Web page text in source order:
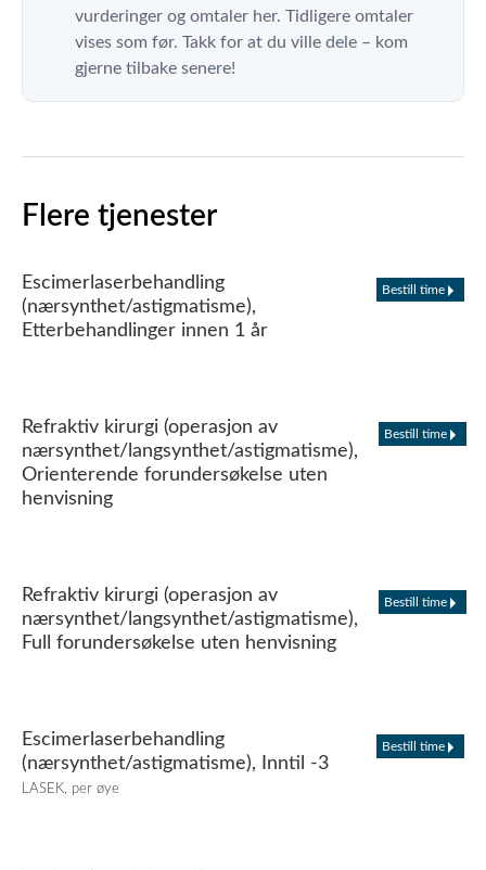
vurderinger og omtaler her. Tidligere omtaler
vises som før. Takk for at du ville dele – kom
gjerne tilbake senere!
Flere tjenester
Escimerlaserbehandling
(nærsynthet/astigmatisme),
Etterbehandlinger innen 1 år
Bestill time
Refraktiv kirurgi (operasjon av
nærsynthet/langsynthet/astigmatisme),
Orienterende forundersøkelse uten
henvisning
Bestill time
Refraktiv kirurgi (operasjon av
nærsynthet/langsynthet/astigmatisme),
Full forundersøkelse uten henvisning
Bestill time
Escimerlaserbehandling
(nærsynthet/astigmatisme), Inntil -3
LASEK, per øye
Bestill time